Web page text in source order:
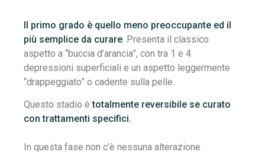
Il primo grado è quello meno preoccupante ed il
più semplice da curare . Presenta il classico
aspetto a “buccia d’arancia”, con tra 1 e 4
depressioni superficiali e un aspetto leggermente
“drappeggiato” o cadente sulla pelle.
Questo stadio è totalmente reversibile se curato
con trattamenti specifici.
In questa fase non c’è nessuna alterazione